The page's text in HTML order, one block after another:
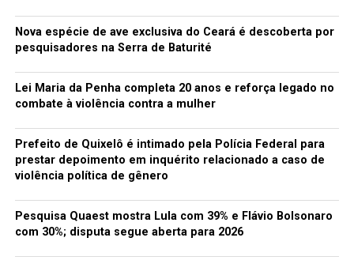
redacao
Nova espécie de ave exclusiva do Ceará é descoberta por
pesquisadores na Serra de Baturité
Lei Maria da Penha completa 20 anos e reforça legado no
combate à violência contra a mulher
Prefeito de Quixelô é intimado pela Polícia Federal para
prestar depoimento em inquérito relacionado a caso de
violência política de gênero
Pesquisa Quaest mostra Lula com 39% e Flávio Bolsonaro
com 30%; disputa segue aberta para 2026